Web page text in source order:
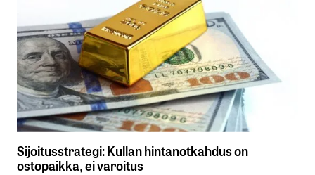
Sijoitusstrategi: Kullan hintanotkahdus on
ostopaikka, ei varoitus